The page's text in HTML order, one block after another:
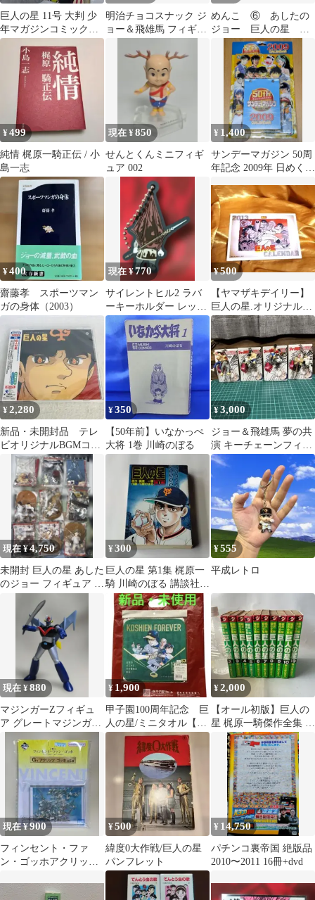
巨人の星 11号 大判 少
年マガジンコミックス
昭和 大リーグボール1
号完成形
明治チョコスナック ジ
ョー＆飛雄馬 フィギュ
だ」最安値
めんこ ⑥ あしたの
ジョー 巨人の星 変
身忍者嵐 など
¥499
純情 梶原一騎正伝 / 小
島一志
現在 ¥850
せんとくんミニフィギ
ュア 002
¥ 1,400
サンデーマガジン 50周
年記念 2009年 日めくり
¥400
齋藤孝 スポーツマン
ガの身体（2003）
現在 ¥770
サイレントヒル2 ラバ
ーキーホルダー レッド
ピラミッドシングス
002
¥500
【ヤマザキデイリー】
巨人の星.オリジナルミ
ニカレンダー
¥2,280
新品・未開封品 テレ
ビオリジナルBGMコレ
クション「巨人の星」
渡辺岳夫
¥350
【50年前】いなかっぺ
大将 1巻 川崎のぼる
¥3,000
ジョー＆飛雄馬 夢の共
演 キーチェーンフィギ
ュア Ｖｅｒ.２ 4種コ
ンプリート
現在 ¥4,750
未開封 巨人の星 あした
のジョー フィギュア 明
¥300
巨人の星 第1集 梶原一
騎 川崎のぼる 講談社
KCスペシャル
¥555
平成レトロ
現在 ¥880
マジンガーZフィギュ
ア グレートマジンガー
¥ 1,900
甲子園100周年記念 巨
人の星/ミニタオル【新
品・未使用】
¥2,000
【オール初版】巨人の
星 梶原一騎傑作全集 不
揃い10冊セット 昭和レ
トロ 難あり
現在 ¥900
フィンセント・ファ
ン・ゴッホアクリッツ
¥500
緯度0大作戦/巨人の星
パンフレット
¥ 14,750
パチンコ裏帝国 絶版品
2010〜2011 16冊+dvd